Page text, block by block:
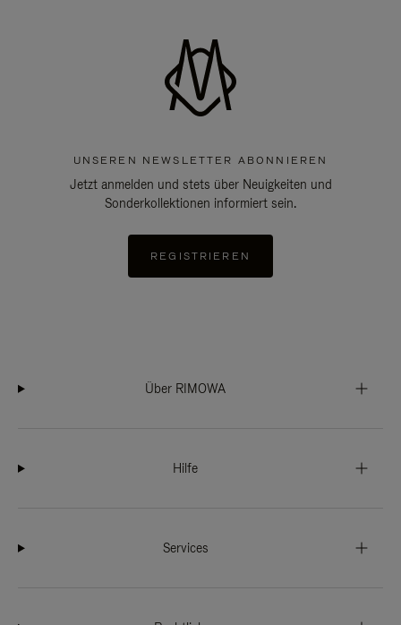
UNSEREN NEWSLETTER ABONNIEREN
Jetzt anmelden und stets über Neuigkeiten und
Sonderkollektionen informiert sein.
REGISTRIEREN
Über RIMOWA
Hilfe
Services